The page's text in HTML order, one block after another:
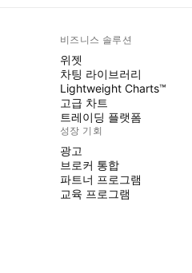
비즈니스 솔루션
위젯
차팅 라이브러리
Lightweight Charts™
고급 차트
트레이딩 플랫폼
성장 기회
광고
브로커 통합
파트너 프로그램
교육 프로그램